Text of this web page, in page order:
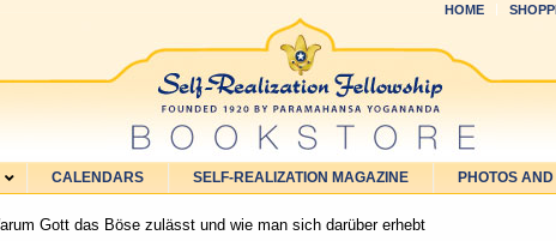
HOME
CALENDARS SELF-REALIZATION MAGAZINE PHOTOS
Gott das Böse zulässt und wie man sich darüber erhebt